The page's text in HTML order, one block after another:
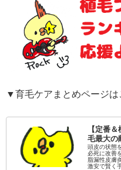
▼育毛ケアまとめページは
【定番
毛最大の
頭皮の状態
必死に改善
脂漏性皮膚
激安で賢く